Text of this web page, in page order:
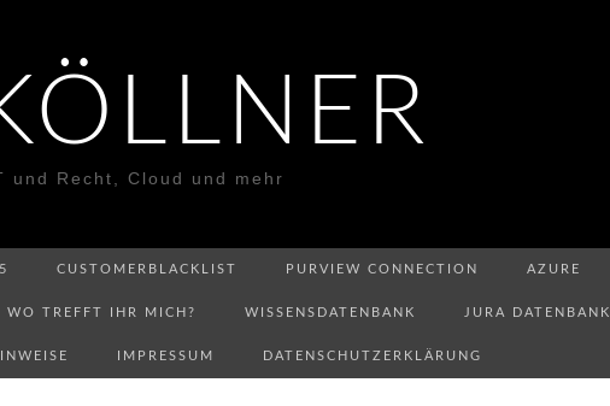
und Recht, Cloud und mehr
CUSTOMERBLACKLIST PURVIEW CONNECTION AZURE
WO TREFFT IHR MICH? WISSENSDATENBANK JURA DATENBANK
IMPRESSUM DATENSCHUTZERKLÄRUNG